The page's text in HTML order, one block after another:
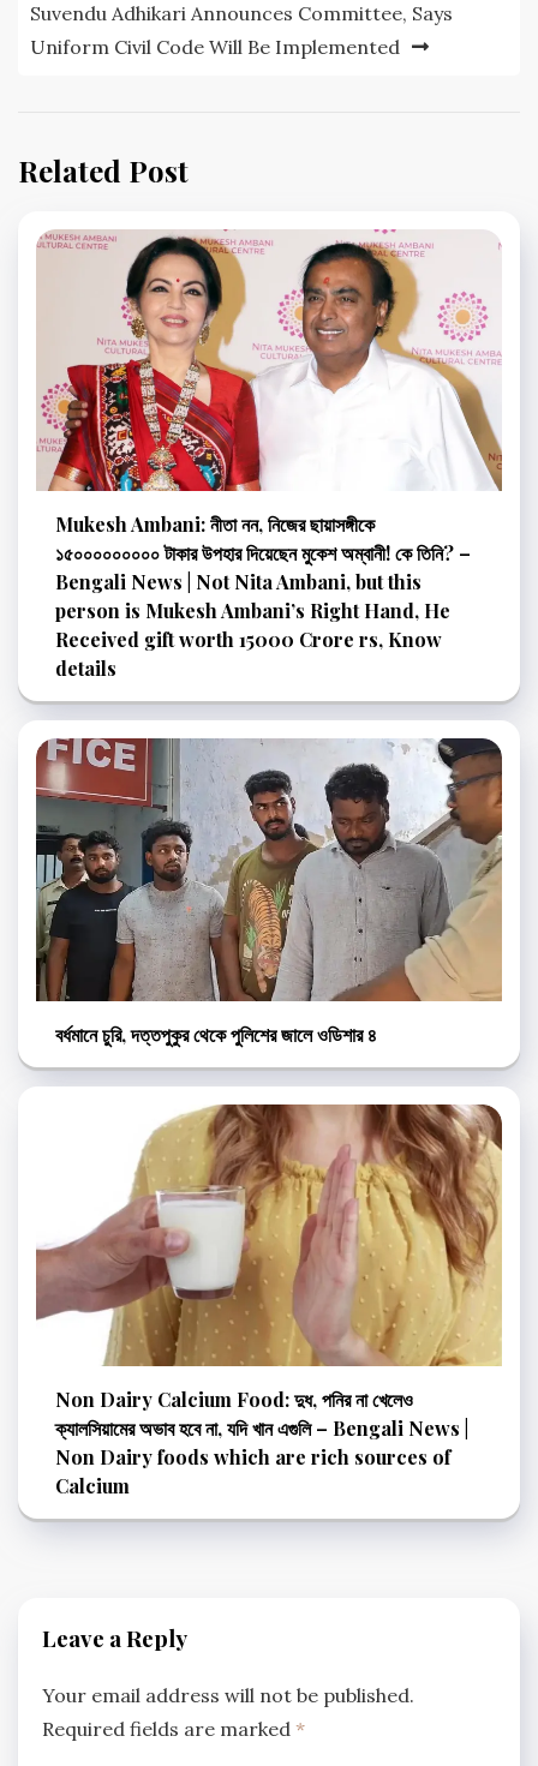
Suvendu Adhikari Announces Committee, Says
Uniform Civil Code Will Be Implemented
Related Post
Mukesh Ambani: নীতা নন, নিজের ছায়াসঙ্গীকে
১৫০০০০০০০০০ টাকার উপহার দিয়েছেন মুকেশ অম্বানী! কে তিনি? –
Bengali News | Not Nita Ambani, but this
person is Mukesh Ambani’s Right Hand, He
Received gift worth 15000 Crore rs, Know
details
বর্ধমানে চুরি, দত্তপুকুর থেকে পুলিশের জালে ওডিশার ৪
Non Dairy Calcium Food: দুধ, পনির না খেলেও
ক্যালসিয়ামের অভাব হবে না, যদি খান এগুলি – Bengali News |
Non Dairy foods which are rich sources of
Calcium
Leave a Reply
Your email address will not be published.
Required fields are marked *